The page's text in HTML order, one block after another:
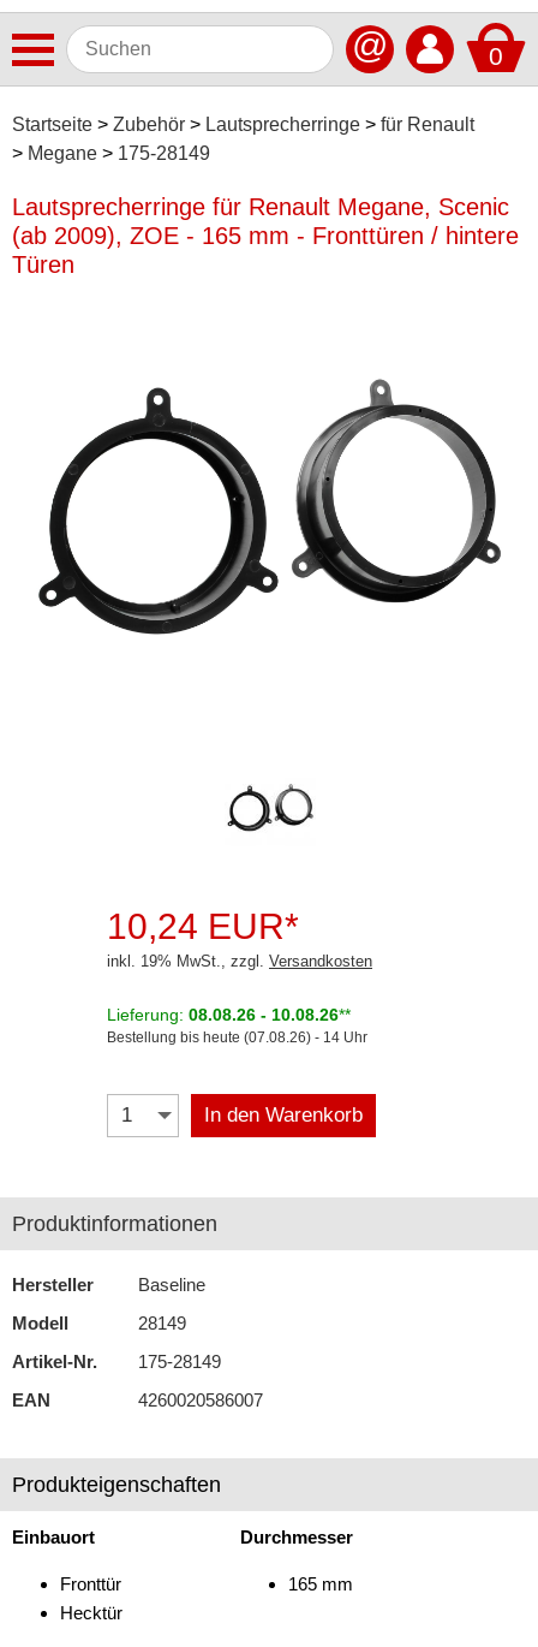
0
@
Startseite Zubehör Lautsprecherringe
für Renault
Megane
175-28149
Autoradios
Dashcams
Elektromobilität
Navigationssoftware
Navigationssysteme
Rückfahrsysteme
Soundprozessoren
Antennensplitter
Antennenstecker
Antennenzubehör
Bluetooth
Cinch-Kabel
DAB+
Entriegelung
Entstörmaterial
Fernbedienungen
Lautsprecherringe für Renault Megane, Scenic
(ab 2009), ZOE - 165 mm - Fronttüren / hintere
Türen
10,24 EUR*
inkl. 19% MwSt., zzgl. Versandkosten
Lieferung: 08.08.26 - 10.08.26**
Bestellung bis heute (07.08.26) - 14 Uhr
In den Warenkorb
Produktinformationen
Hersteller
Baseline
Modell
28149
Artikel-Nr.
175-28149
EAN
4260020586007
Produkteigenschaften
Einbauort
Fronttür
Hecktür
Durchmesser
165 mm